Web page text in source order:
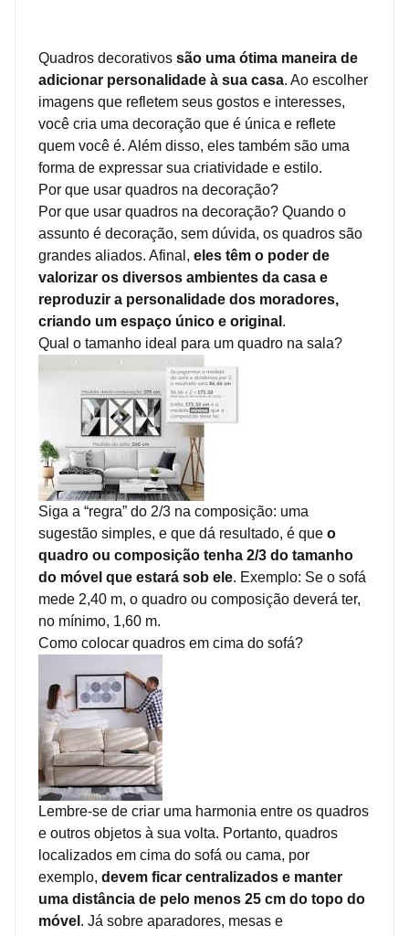
Quadros decorativos são uma ótima maneira de
adicionar personalidade à sua casa. Ao escolher
imagens que refletem seus gostos e interesses,
você cria uma decoração que é única e reflete
quem você é. Além disso, eles também são uma
forma de expressar sua criatividade e estilo.
Por que usar quadros na decoração?
Por que usar quadros na decoração? Quando o
assunto é decoração, sem dúvida, os quadros são
grandes aliados. Afinal, eles têm o poder de
valorizar os diversos ambientes da casa e
reproduzir a personalidade dos moradores,
criando um espaço único e original .
Qual o tamanho ideal para um quadro na sala?
Siga a “regra” do 2/3 na composição: uma
sugestão simples, e que dá resultado, é que o
quadro ou composição tenha 2/3 do tamanho
do móvel que estará sob ele. Exemplo: Se o sofá
mede 2,40 m, o quadro ou composição deverá ter,
no mínimo, 1,60 m.
Como colocar quadros em cima do sofá?
Lembre-se de criar uma harmonia entre os quadros
e outros objetos à sua volta. Portanto, quadros
localizados em cima do sofá ou cama, por
exemplo, devem ficar centralizados e manter
uma distância de pelo menos 25 cm do topo do
móvel . Já sobre aparadores, mesas e